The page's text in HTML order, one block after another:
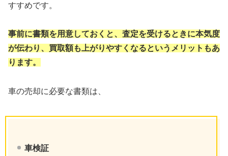
すすめです。
事前に書類を用意しておくと、査定を受けるときに本気度
が伝わり、買取額も上がりやすくなるというメリットもあ
ります。
車の売却に必要な書類は、
車検証